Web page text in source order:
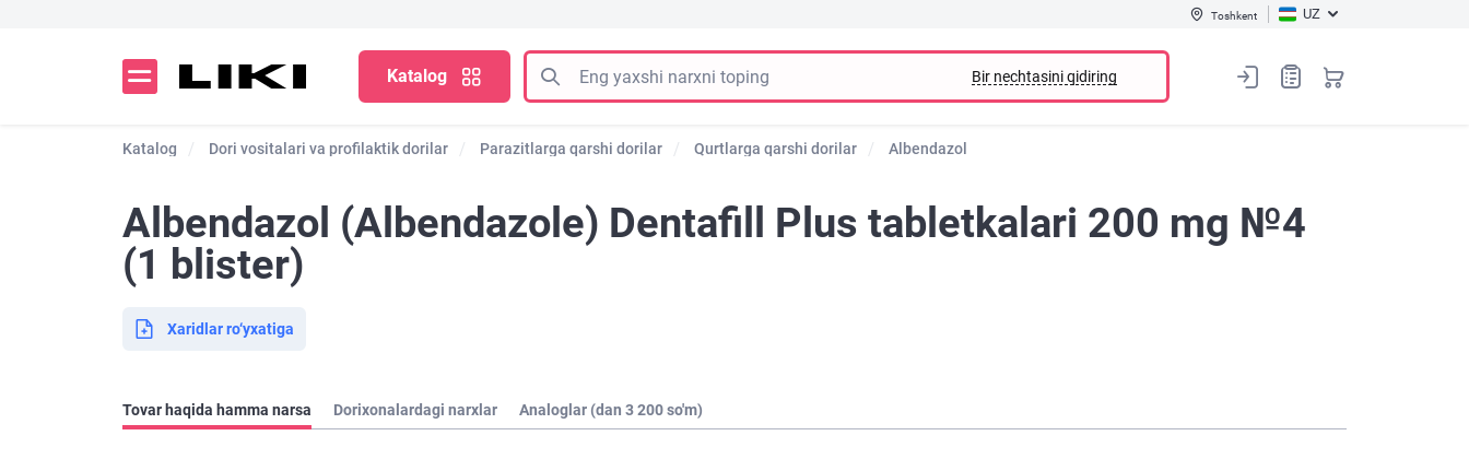
Toshkent UZ
Katalog Bir nechtasini qidiring
Katalog Dori vositalari va profilaktik dorilar Parazitlarga qarshi dorilar Qurtlarga qarshi dorilar Albendazol
Albendazol (Albendazole) Dentafill Plus tabletkalari 200 mg №4
(1 blister)
Xaridlar ro‘yxatiga
Tovar haqida hamma narsa Dorixonalardagi narxlar Analoglar (dan 3 200 so'm)